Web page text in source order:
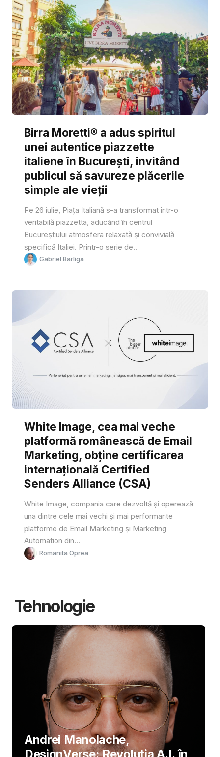
Birra Moretti® a adus spiritul
unei autentice piazzette
italiene în București, invitând
publicul să savureze plăcerile
simple ale vieții
Pe 26 iulie, Piața Italiană s-a transformat într-o
veritabilă piazzetta, aducând în centrul
Bucureștiului atmosfera relaxată și convivială
specifică Italiei. Printr-o serie de...
Gabriel Barliga
White Image, cea mai veche
platformă românească de Email
Marketing, obține certificarea
internațională Certified
Senders Alliance (CSA)
White Image, compania care dezvoltă și operează
una dintre cele mai vechi și mai performante
platforme de Email Marketing și Marketing
Automation din...
Romanita Oprea
Tehnologie
Andrei Manolache,
DesignVerse: Revoluția A.I. în